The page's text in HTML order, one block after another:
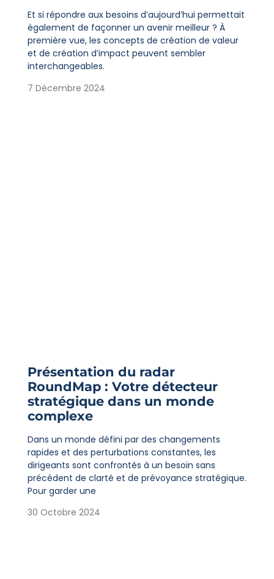
Et si répondre aux besoins d’aujourd’hui permettait
également de façonner un avenir meilleur ? À
première vue, les concepts de création de valeur
et de création d’impact peuvent sembler
interchangeables.
7 Décembre 2024
Présentation du radar
RoundMap : Votre détecteur
stratégique dans un monde
complexe
Dans un monde défini par des changements
rapides et des perturbations constantes, les
dirigeants sont confrontés à un besoin sans
précédent de clarté et de prévoyance stratégique.
Pour garder une
30 Octobre 2024